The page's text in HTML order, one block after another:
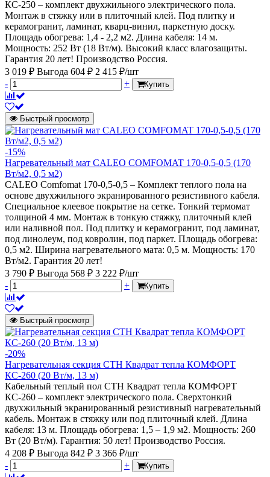
КС-250 – комплект двухжильного электрического пола.
Монтаж в стяжку или в плиточный клей. Под плитку и
керамогранит, ламинат, кварц-винил, паркетную доску.
Площадь обогрева: 1,4 - 2,2 м2. Длина кабеля: 14 м.
Мощность: 252 Вт (18 Вт/м). Высокий класс влагозащиты.
Гарантия 20 лет! Производство Россия.
3 019 ₽ Выгода 604 ₽ 2 415 ₽/шт
-
+ Купить
Быстрый просмотр
-15%
Нагревательный мат CALEO COMFOMAT 170-0,5-0,5 (170
Вт/м2, 0,5 м2)
CALEO Comfomat 170-0,5-0,5 – Комплект теплого пола на
основе двухжильного экранированного резистивного кабеля.
Специальное клеевое покрытие на сетке. Тонкий термомат
толщиной 4 мм. Монтаж в тонкую стяжку, плиточный клей
или наливной пол. Под плитку и керамогранит, под ламинат,
под линолеум, под ковролин, под паркет. Площадь обогрева:
0,5 м2. Ширина нагревательного мата: 0,5 м. Мощность: 170
Вт/м2. Гарантия 20 лет!
3 790 ₽ Выгода 568 ₽ 3 222 ₽/шт
-
+ Купить
Быстрый просмотр
-20%
Нагревательная секция СТН Квадрат тепла КОМФОРТ
КС-260 (20 Вт/м, 13 м)
Кабельный теплый пол СТН Квадрат тепла КОМФОРТ
КС-260 – комплект электрического пола. Сверхтонкий
двухжильный экранированный резистивный нагревательный
кабель. Монтаж в стяжку или под плиточный клей. Длина
кабеля: 13 м. Площадь обогрева: 1,5 – 1,9 м2. Мощность: 260
Вт (20 Вт/м). Гарантия: 50 лет! Производство Россия.
4 208 ₽ Выгода 842 ₽ 3 366 ₽/шт
-
+ Купить